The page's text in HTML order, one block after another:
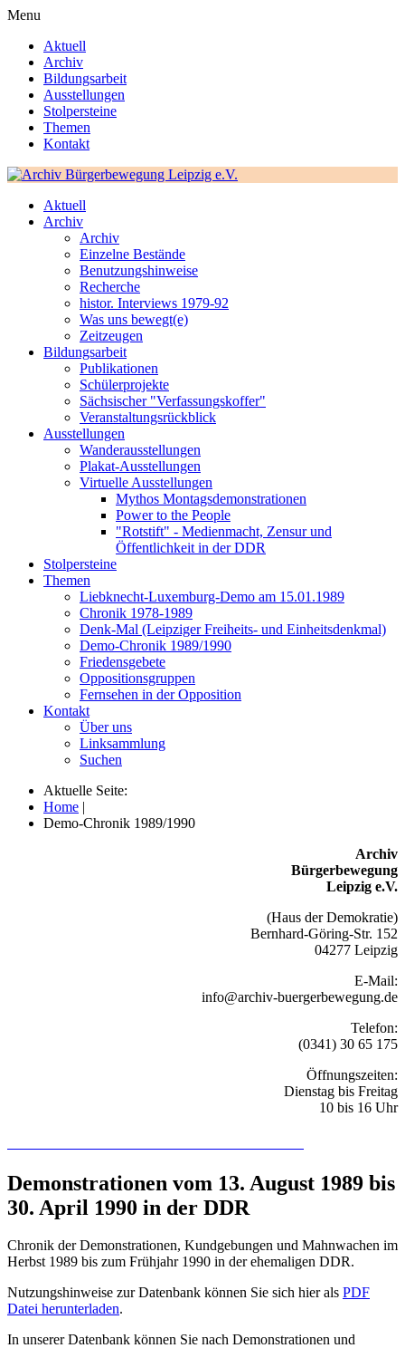
Menu
Aktuell
Archiv
Bildungsarbeit
Ausstellungen
Stolpersteine
Themen
Kontakt
Aktuell
Archiv
Archiv
Einzelne Bestände
Benutzungshinweise
Recherche
histor. Interviews 1979-92
Was uns bewegt(e)
Zeitzeugen
Bildungsarbeit
Publikationen
Schülerprojekte
Sächsischer "Verfassungskoffer"
Veranstaltungsrückblick
Ausstellungen
Wanderausstellungen
Plakat-Ausstellungen
Virtuelle Ausstellungen
Mythos Montagsdemonstrationen
Power to the People
"Rotstift" - Medienmacht, Zensur und
Öffentlichkeit in der DDR
Stolpersteine
Themen
Liebknecht-Luxemburg-Demo am 15.01.1989
Chronik 1978-1989
Denk-Mal (Leipziger Freiheits- und Einheitsdenkmal)
Demo-Chronik 1989/1990
Friedensgebete
Oppositionsgruppen
Fernsehen in der Opposition
Kontakt
Über uns
Linksammlung
Suchen
Aktuelle Seite:
Home |
Demo-Chronik 1989/1990
Archiv
Bürgerbewegung
Leipzig e.V.
(Haus der Demokratie)
Bernhard-Göring-Str. 152
04277 Leipzig
E-Mail:
info@archiv-buergerbewegung.de
Telefon:
(0341) 30 65 175
Öffnungszeiten:
Dienstag bis Freitag
10 bis 16 Uhr
Demonstrationen vom 13. August 1989 bis
30. April 1990 in der DDR
Chronik der Demonstrationen, Kundgebungen und Mahnwachen im
Herbst 1989 bis zum Frühjahr 1990 in der ehemaligen DDR.
Nutzungshinweise zur Datenbank können Sie sich hier als PDF
Datei herunterladen.
In unserer Datenbank können Sie nach Demonstrationen und